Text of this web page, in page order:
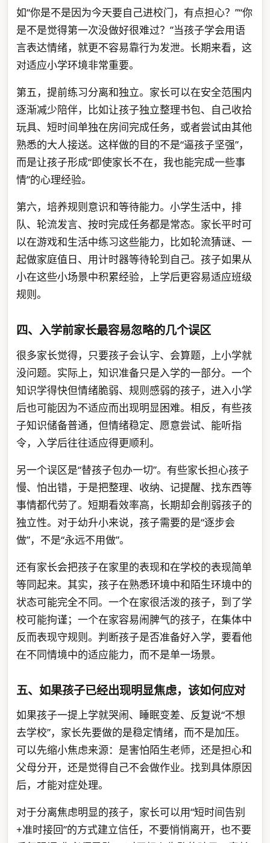
如“你是不是因为今天要自己进校门，有点担心？”“你
是不是觉得第一次没做好很难过？”当孩子学会用语
言表达情绪，就更不容易靠行为发泄。长期来看，这
对适应小学环境非常重要。
第五，提前练习分离和独立。家长可以在安全范围内
逐渐减少陪伴，比如让孩子独立整理书包、自己收拾
玩具、短时间单独在房间完成任务，或者尝试由其他
熟悉的大人接送。这样做的目的不是“逼孩子坚强”，
而是让孩子形成“即使家长不在，我也能完成一些事
情”的心理经验。
第六，培养规则意识和等待能力。小学生活中，排
队、轮流发言、按时完成任务都是常态。家长平时可
以在游戏和生活中练习这些能力，比如轮流猜谜、一
起做家庭值日、用计时器等待轮到自己。孩子如果从
小在这些小场景中积累经验，上学后更容易适应班级
规则。
四、入学前家长最容易忽略的几个误区
很多家长觉得，只要孩子会认字、会算题，上小学就
没问题。实际上，知识准备只是入学的一部分。一个
知识学得快但情绪脆弱、规则感弱的孩子，进入小学
后也可能因为不适应而出现明显困难。相反，有些孩
子知识储备普通，但情绪稳定、愿意尝试、能听指
令，入学后往往适应得更顺利。
另一个误区是“替孩子包办一切”。有些家长担心孩子
慢、怕出错，于是把整理、收纳、记提醒、找东西等
事情都代劳了。短期看效率高，长期却会削弱孩子的
独立性。对于幼升小来说，孩子需要的是“逐步会
做”，不是“永远不用做”。
还有家长会把孩子在家里的表现和在学校的表现简单
等同起来。其实，孩子在熟悉环境中和陌生环境中的
状态可能完全不同。一个在家很活泼的孩子，到了学
校可能拘谨；一个在家容易闹脾气的孩子，在集体中
反而表现守规则。判断孩子是否准备好入学，要看他
在不同情境中的适应能力，而不是单一场景。
五、如果孩子已经出现明显焦虑，该如何应对
如果孩子一提上学就哭闹、睡眠变差、反复说“不想
去学校”，家长先要做的是稳定情绪，而不是加压。
可以先缩小焦虑来源：是害怕陌生老师，还是担心和
父母分开，还是觉得自己不会做作业。找到具体原因
后，才能对症处理。
对于分离焦虑明显的孩子，家长可以用“短时间告别
+准时接回”的方式建立信任，不要悄悄离开，也不要